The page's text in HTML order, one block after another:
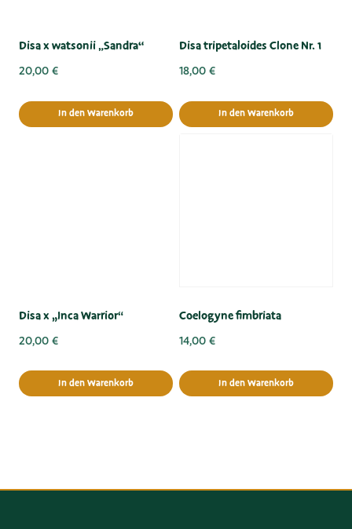
Disa x watsonii „Sandra“
20,00 €
In den Warenkorb
Disa tripetaloides Clone Nr. 1
18,00 €
In den Warenkorb
Disa x „Inca Warrior“
20,00 €
In den Warenkorb
Coelogyne fimbriata
14,00 €
In den Warenkorb